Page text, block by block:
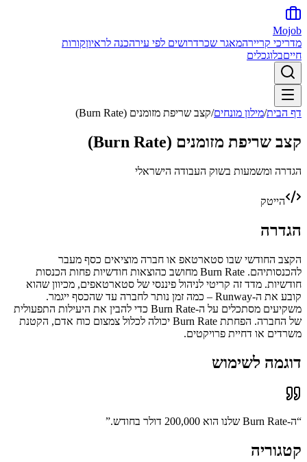
Mojob
מדריכי קריירהמאגר שכרדרושים לפי עירהכנה לראיוןקורות
חייםבלוגכלים
דף הבית/מילון מונחים/קצב שריפת מזומנים (Burn Rate)
קצב שריפת מזומנים (Burn Rate)
הגדרה ומשמעות בשוק העבודה הישראלי
הייטק
הגדרה
הקצב החודשי שבו סטארטאפ או חברה מוציאים כסף מעבר
להכנסותיהם. Burn Rate מחושב כהוצאות חודשיות פחות הכנסות
חודשיות. מדד זה קריטי לניהול פיננסי של סטארטאפים, מכיוון שהוא
קובע את ה-Runway – כמה זמן נותר לחברה עד שהכסף ייגמר.
משקיעים מסתכלים על ה-Burn Rate כדי להבין את היעילות התפעולית
של החברה. הפחתת Burn Rate יכולה לכלול צמצום כוח אדם, הקטנת
משרדים או דחיית פרויקטים.
דוגמה לשימוש
“ה-Burn Rate שלנו הוא 200,000 דולר בחודש. ”
קטגוריה